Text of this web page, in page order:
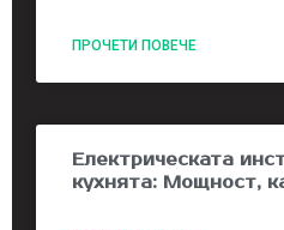
ПРОЧЕТИ ПОВЕЧЕ
Електрическата
кухнята: Мощност,